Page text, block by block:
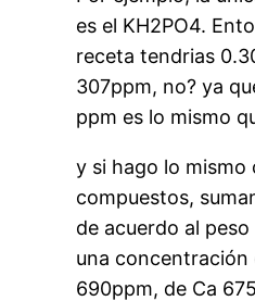
es el KH2PO4.
receta tendrias
307ppm, no? ya
ppm es lo mismo
y si hago lo
compuestos,
de acuerdo al
una concentración
690ppm, de Ca